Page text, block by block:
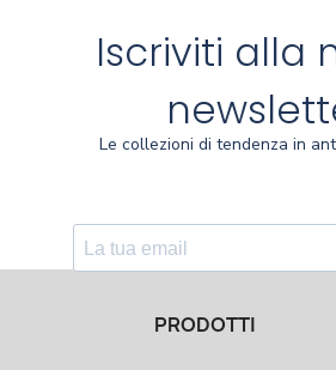
Iscriviti alla
Le collezioni di tendenza in
PRODOTTI